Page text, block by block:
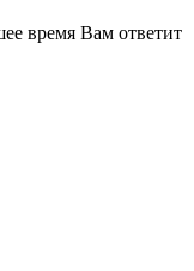
время Вам ответит